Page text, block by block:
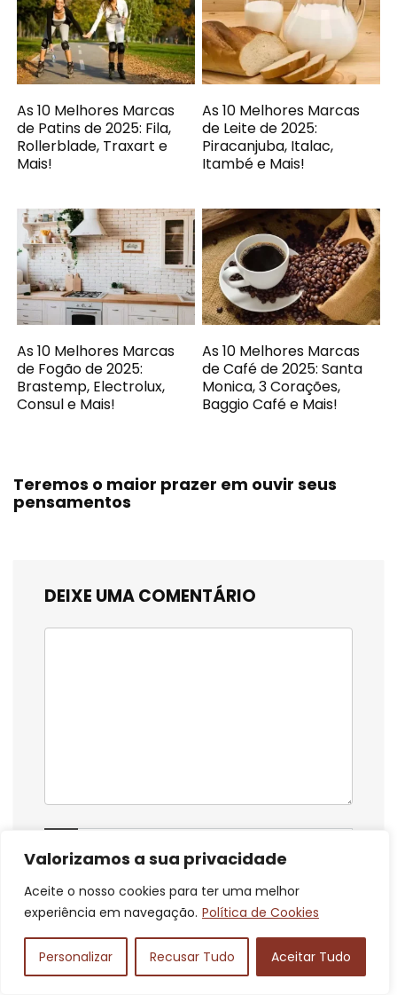
Valorizamos a sua privacidade
Aceite o nosso cookies para ter uma melhor
experiência em navegação. Política de Cookies
Personalizar Recusar Tudo Aceitar Tudo
As 10 Melhores Marcas
de Patins de 2025: Fila,
Rollerblade, Traxart e
Mais!
As 10 Melhores Marcas
de Leite de 2025:
Piracanjuba, Italac,
Itambé e Mais!
As 10 Melhores Marcas
de Fogão de 2025:
Brastemp, Electrolux,
Consul e Mais!
As 10 Melhores Marcas
de Café de 2025: Santa
Monica, 3 Corações,
Baggio Café e Mais!
Teremos o maior prazer em ouvir seus
pensamentos
DEIXE UMA COMENTÁRIO